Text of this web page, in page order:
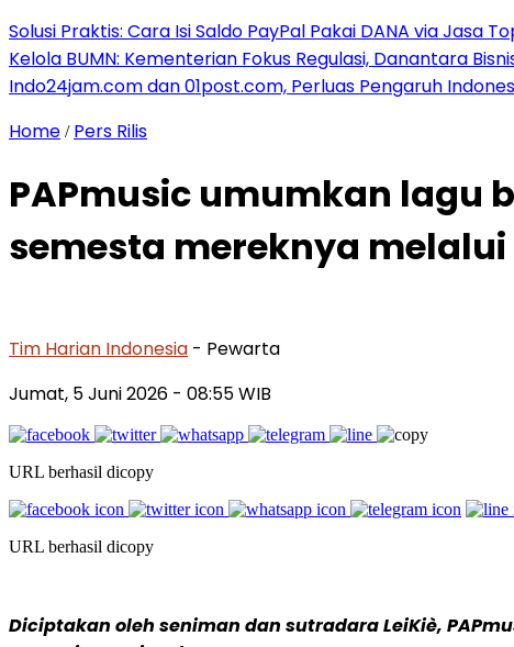
Solusi Praktis: Cara Isi Saldo PayPal Pakai DANA via Jasa
Kelola BUMN: Kementerian Fokus Regulasi, Danantara
Indo24jam.com dan 01post.com, Perluas Pengaruh
Home / Pers Rilis
PAPmusic umumkan lagu
semesta mereknya
Tim Harian Indonesia - Pewarta
Jumat, 5 Juni 2026 - 08:55 WIB
URL berhasil dicopy
URL berhasil dicopy
Diciptakan oleh seniman dan sutradara LeiKiè,